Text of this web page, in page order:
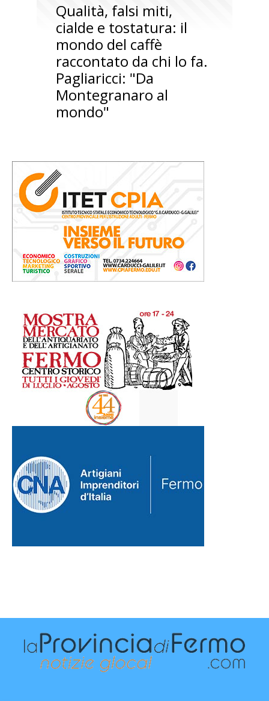
Qualità, falsi miti,
cialde e tostatura: il
mondo del caffè
raccontato da chi lo fa.
Pagliaricci: "Da
Montegranaro al
mondo"